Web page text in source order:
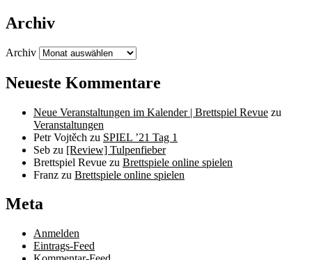
Archiv
Archiv
Neueste Kommentare
Neue Veranstaltungen im Kalender | Brettspiel Revue zu
Veranstaltungen
Petr Vojtěch zu SPIEL ’21 Tag 1
Seb zu [Review] Tulpenfieber
Brettspiel Revue zu Brettspiele online spielen
Franz zu Brettspiele online spielen
Meta
Anmelden
Eintrags-Feed